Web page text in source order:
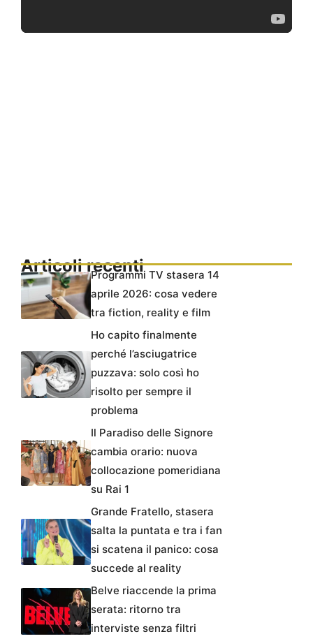
Articoli recentiProgrammi TV stasera 14
aprile 2026: cosa vedere
tra fiction, reality e film
Ho capito finalmente
perché l’asciugatrice
puzzava: solo così ho
risolto per sempre il
problema
Il Paradiso delle Signore
cambia orario: nuova
collocazione pomeridiana
su Rai 1
Grande Fratello, stasera
salta la puntata e tra i fan
si scatena il panico: cosa
succede al reality
Belve riaccende la prima
serata: ritorno tra
interviste senza filtri